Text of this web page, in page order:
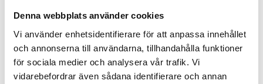
Denna webbplats använder cookies
Vi använder enhetsidentifierare för att anpassa innehållet
och annonserna till användarna, tillhandahålla funktioner
för sociala medier och analysera vår trafik. Vi
vidarebefordrar även sådana identifierare och annan
Kedja 116L 9-vxl Shimano
299,00kr